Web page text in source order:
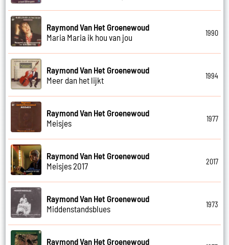
Raymond Van Het Groenewoud
Maria Maria ik hou van jou
1990
Raymond Van Het Groenewoud
Meer dan het lijkt
1994
Raymond Van Het Groenewoud
Meisjes
1977
Raymond Van Het Groenewoud
Meisjes 2017
2017
Raymond Van Het Groenewoud
Middenstandsblues
1973
Raymond Van Het Groenewoud